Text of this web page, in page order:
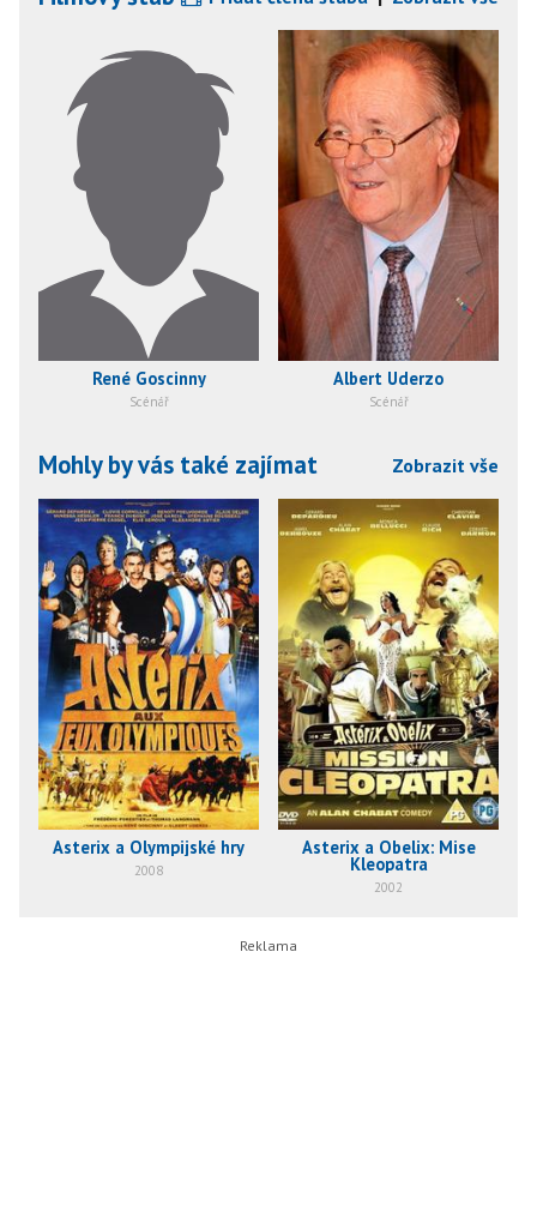
René Goscinny
Scénář
Albert Uderzo
Scénář
Mohly by vás také zajímat Zobrazit vše
Asterix a Olympijské hry
2008
Asterix a Obelix: Mise
Kleopatra
2002